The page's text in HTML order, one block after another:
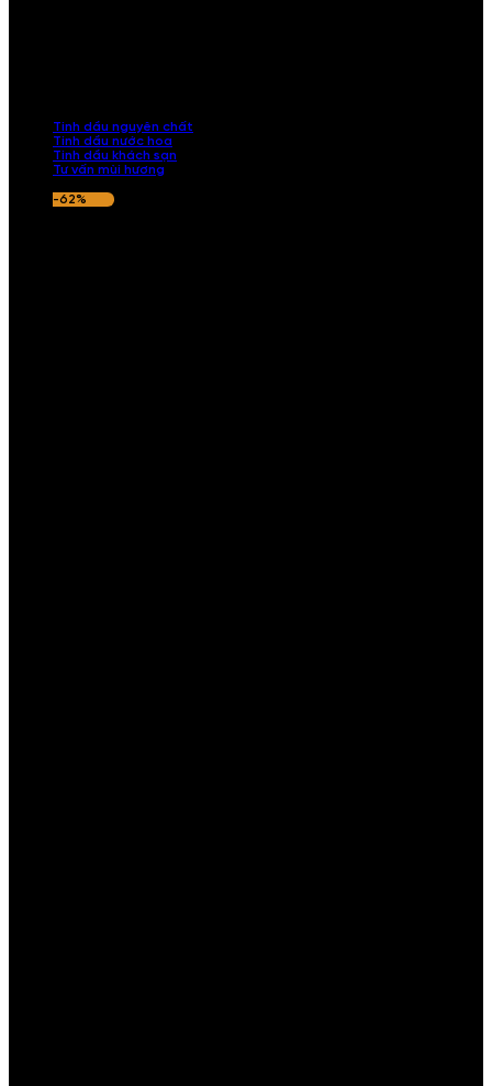
Tinh dầu nguyên chất
Tinh dầu nước hoa
Tinh dầu khách sạn
Tư vấn mùi hương
-62%